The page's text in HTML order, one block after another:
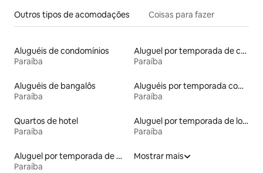
Outros tipos de acomodações Coisas para fazer
Aluguéis de condomínios
Paraíba
Aluguel por temporada de casas de veraneio
Paraíba
Aluguéis de bangalôs
Paraíba
Aluguéis por temporada com suítes privativas
Paraíba
Quartos de hotel
Paraíba
Aluguel por temporada de lofts
Paraíba
Aluguel por temporada de microcasas
Paraíba
Mostrar mais